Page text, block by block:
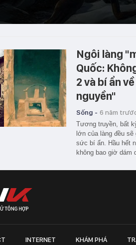
Ngôi làng
Quốc:
2 và bí ẩn
nguyền"
Sống - 6 năm
Tương truyền, bất
lớn của làng đều
sức bí ẩn. Hầu hết
không bao giờ dám
INTERNET KHÁM PHÁ